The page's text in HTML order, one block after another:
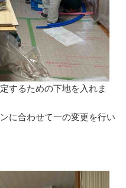
するための下地を入れま
に合わせて一の変更を行い